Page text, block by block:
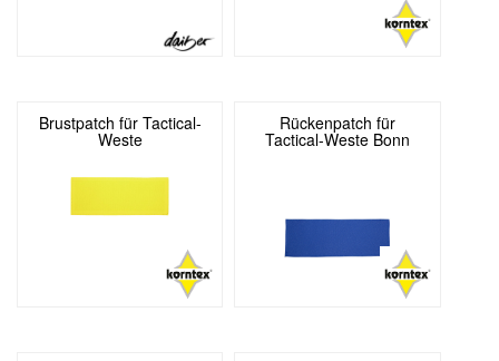
Brustpatch für Tactical-
Weste
Rückenpatch für
Tactical-Weste Bonn